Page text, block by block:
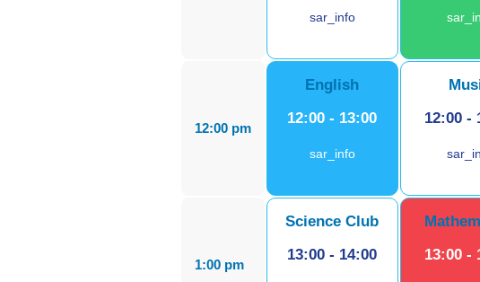
sar_info
12:00 pm
English
12:00 - 13:00
sar_info
12:00 -
1:00 pm
Science Club
13:00 - 14:00
13:00 -